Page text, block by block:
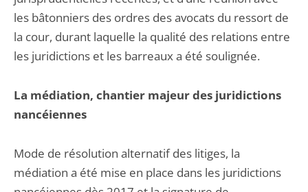
les bâtonniers des ordres des avocats du ressort de
la cour, durant laquelle la qualité des relations entre
les juridictions et les barreaux a été soulignée.
La médiation, chantier majeur des juridictions
nancéiennes
Mode de résolution alternatif des litiges, la
médiation a été mise en place dans les juridictions